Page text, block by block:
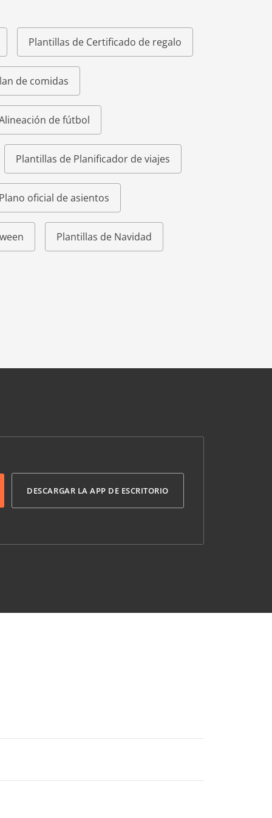
Plantillas de Certificado de regalo
de comidas
de fútbol
Plantillas de Planificador de viajes
oficial de asientos
Plantillas de Navidad
DESCARGAR LA APP DE ESCRITORIO